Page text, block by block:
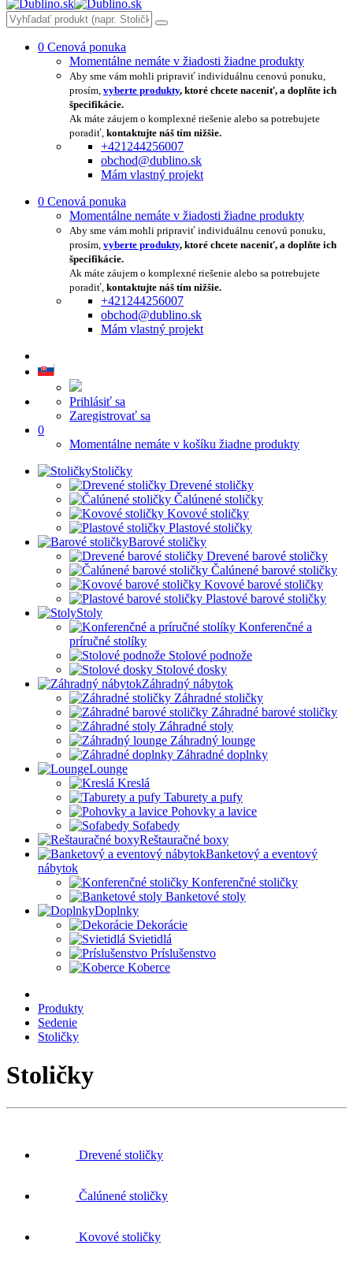
0 Cenová ponuka
Momentálne nemáte v žiadosti žiadne produkty
Aby sme vám mohli pripraviť individuálnu cenovú ponuku,
prosím, vyberte produkty, ktoré chcete naceniť, a doplňte ich
špecifikácie.
Ak máte záujem o komplexné riešenie alebo sa potrebujete
poradiť, kontaktujte náš tím nižšie.
+421244256007
obchod@dublino.sk
Mám vlastný projekt
0 Cenová ponuka
Momentálne nemáte v žiadosti žiadne produkty
Aby sme vám mohli pripraviť individuálnu cenovú ponuku,
prosím, vyberte produkty, ktoré chcete naceniť, a doplňte ich
špecifikácie.
Ak máte záujem o komplexné riešenie alebo sa potrebujete
poradiť, kontaktujte náš tím nižšie.
+421244256007
obchod@dublino.sk
Mám vlastný projekt
Prihlásiť sa
Zaregistrovať sa
0
Momentálne nemáte v košíku žiadne produkty
Stoličky
Drevené stoličky
Čalúnené stoličky
Kovové stoličky
Plastové stoličky
Barové stoličky
Drevené barové stoličky
Čalúnené barové stoličky
Kovové barové stoličky
Plastové barové stoličky
Stoly
Konferenčné a
príručné stolíky
Stolové podnože
Stolové dosky
Záhradný nábytok
Záhradné stoličky
Záhradné barové stoličky
Záhradné stoly
Záhradný lounge
Záhradné doplnky
Lounge
Kreslá
Taburety a pufy
Pohovky a lavice
Sofabedy
Reštauračné boxy
Banketový a eventový
nábytok
Konferenčné stoličky
Banketové stoly
Doplnky
Dekorácie
Svietidlá
Príslušenstvo
Koberce
Produkty
Sedenie
Stoličky
Stoličky
Drevené stoličky
Čalúnené stoličky
Kovové stoličky